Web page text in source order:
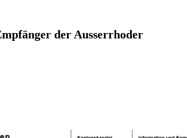
der Ausserrhoder